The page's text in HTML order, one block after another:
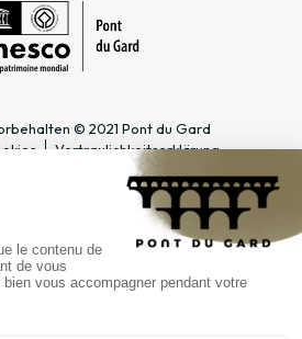
© 2021 Pont du Gard
Vertraulichkeitserklärung
SPEZIALBEREICHE
Tourismusfachmann/-frau &
Lehrer & Schulklasse